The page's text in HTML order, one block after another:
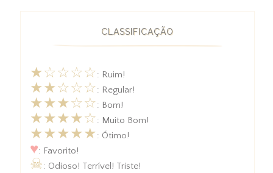
CLASSIFICAÇÃO
★☆☆☆☆: Ruim!
★★☆☆☆: Regular!
★★★☆☆: Bom!
★★★★☆: Muito Bom!
★★★★★: Ótimo!
♥: Favorito!
☠: Odioso! Terrível! Triste!